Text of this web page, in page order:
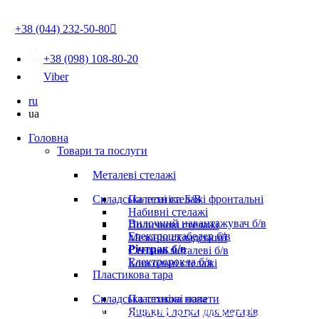
+38 (044) 232-50-80
+38 (098) 108-80-20
Viber
ru
ua
Головна
Товари та послуги
Металеві стелажі
Палетні стелажі фронтальні
Набивні стелажі
Поличкові стелажі
Мезонін складський
Стелажі металеві б/в
Консольні стелажі
Складська техніка Б/В
Вилочний навантажувач б/в
Електроштабелер б/в
Річтрак б/в
Електророкла б/в
Пластикова тара
Пластикові палети
Ящики і лотки для метизів
Складська техніка нова